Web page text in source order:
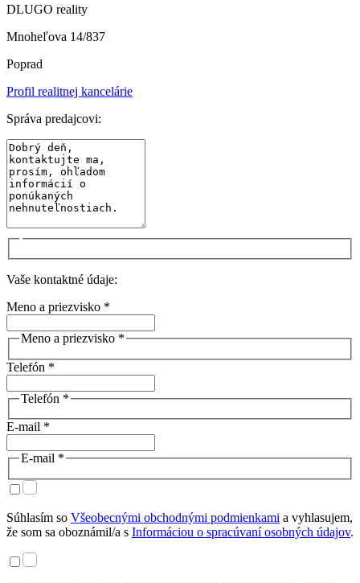
DLUGO reality
Mnoheľova 14/837
Poprad
Profil realitnej kancelárie
Správa predajcovi:
Vaše kontaktné údaje:
Meno a priezvisko *
Meno a priezvisko *
Telefón *
Telefón *
E-mail *
E-mail *
Súhlasím so Všeobecnými obchodnými podmienkami a vyhlasujem,
že som sa oboznámil/a s Informáciou o spracúvaní osobných údajov.